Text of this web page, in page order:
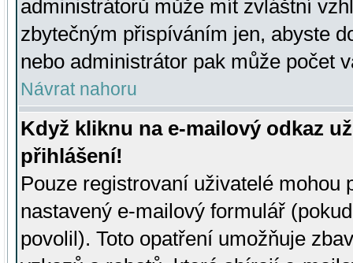
administrátorů může mít zvláštní
zbytečným přispíváním jen, abyste
nebo administrátor pak může počet
Návrat nahoru
Když kliknu na e-mailový odkaz
přihlášení!
Pouze registrovaní uživatelé mohou
nastavený e-mailový formulář
povolil). Toto opatření umožňuje